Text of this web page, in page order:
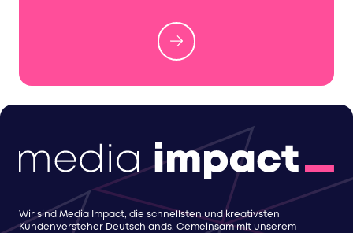
Wir sind Media Impact, die schnellsten und kreativsten
Kundenversteher Deutschlands. Gemeinsam mit unserem